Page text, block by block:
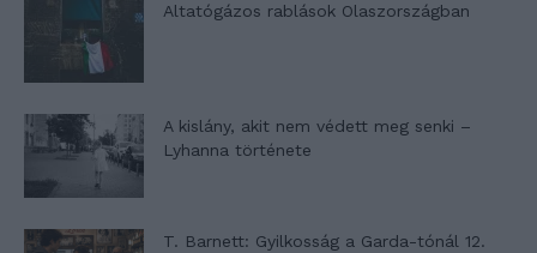
Altatógázos rablások Olaszországban
A kislány, akit nem védett meg senki –
Lyhanna története
T. Barnett: Gyilkosság a Garda-tónál 12.